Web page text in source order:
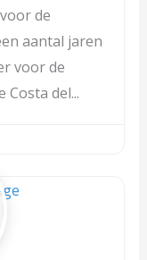
de
aantal jaren
voor de
Costa del...